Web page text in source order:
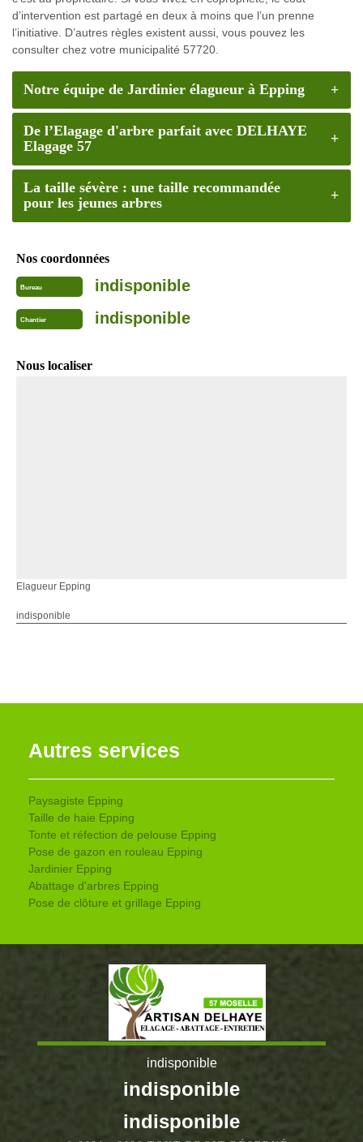
d’intervention est partagé en deux à moins que l’un prenne
l’initiative. D’autres règles existent aussi, vous pouvez les
consulter chez votre municipalité 57720.
Notre équipe de Jardinier élagueur à Epping
De l’Elagage d'arbre parfait avec DELHAYE
Elagage 57
La taille sévère : une taille recommandée
pour les jeunes arbres
Nos coordonnées
Bureau indisponible
Chantier indisponible
Nous localiser
Elagueur Epping
indisponible
Autres services
Paysagiste Epping
Taille de haie Epping
Tonte et réfection de pelouse Epping
Pose de gazon en rouleau Epping
Jardinier Epping
Abattage d'arbres Epping
Pose de clôture et grillage Epping
indisponible
indisponible
indisponible